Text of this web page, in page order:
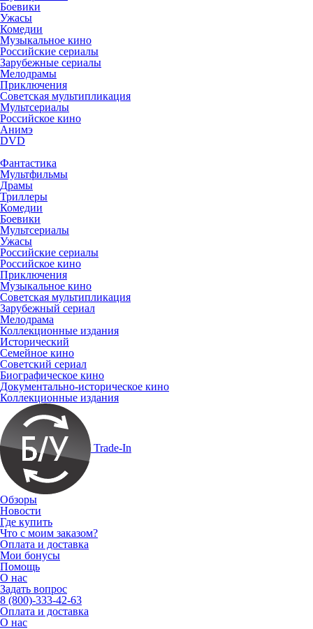
Боевики
Ужасы
Комедии
Музыкальное кино
Российские сериалы
Зарубежные сериалы
Мелодрамы
Приключения
Советская мультипликация
Мультсериалы
Российское кино
Анимэ
DVD
Фантастика
Мультфильмы
Драмы
Триллеры
Комедии
Боевики
Мультсериалы
Ужасы
Российские сериалы
Российское кино
Приключения
Музыкальное кино
Советская мультипликация
Зарубежный сериал
Мелодрама
Коллекционные издания
Исторический
Семейное кино
Советский сериал
Биографическое кино
Документально-историческое кино
Коллекционные издания
Trade-In
Обзоры
Новости
Где купить
Что с моим заказом?
Оплата и доставка
Мои бонусы
Помощь
О нас
Задать вопрос
8 (800)-333-42-63
Оплата и доставка
О нас